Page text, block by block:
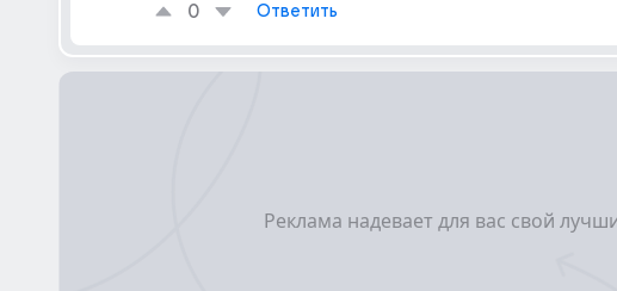
0 Ответить